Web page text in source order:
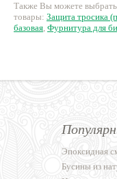
Также Вы можете
товары: Защита тросика
базовая, Фурнитура для
Эпоксидная
Бусины из